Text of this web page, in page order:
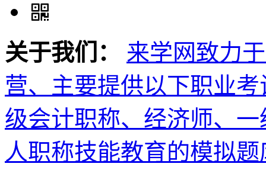
关于我们：
来学网致力
营、主要提供以下职业
级会计职称、经济师、
人职称技能教育的模拟